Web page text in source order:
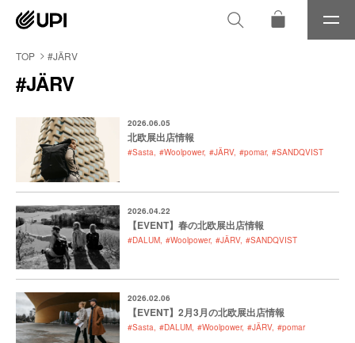
メ
ニ
TOP #JÄRV
#JÄRV
2026.06.05
北欧展出店情報
#Sasta #Woolpower #JÄRV #pomar #SANDQVIST
2026.04.22
【EVENT】春の北欧展出店情報
#DALUM #Woolpower #JÄRV #SANDQVIST
2026.02.06
【EVENT】2月3月の北欧展出店情報
#Sasta #DALUM #Woolpower #JÄRV #pomar